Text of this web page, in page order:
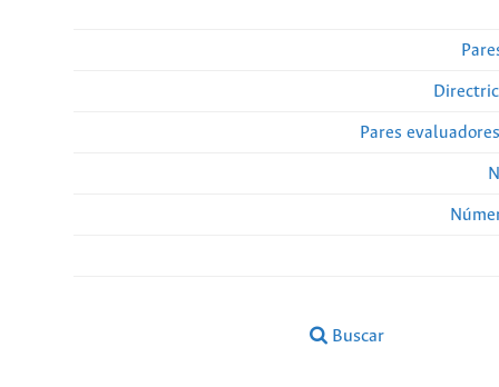
Pares
Buscar